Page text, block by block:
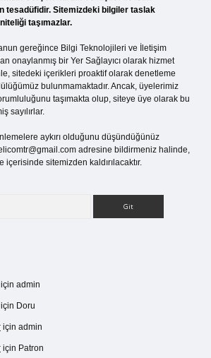
tesadüfidir. Sitemizdeki bilgiler taslak
taşımazlar.
gereğince Bilgi Teknolojileri ve İletişim
onaylanmış bir Yer Sağlayıcı olarak hizmet
sitedeki içerikleri proaktif olarak denetleme
bulunmamaktadır. Ancak, üyelerimiz
taşımakta olup, siteye üye olarak bu
sayılırlar.
aykırı olduğunu düşündüğünüz
adresine bildirmeniz halinde,
sitemizden kaldırılacaktır.
için admin
için Doru
için admin
için Patron